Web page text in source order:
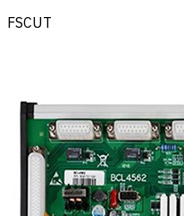
FSCUT